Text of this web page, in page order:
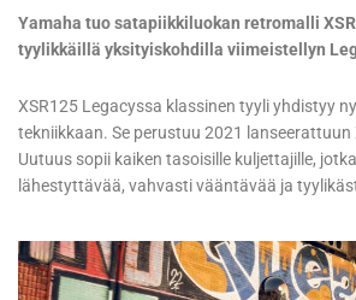
Yamaha tuo satapiikkiluokan retromalli
tyylikkäillä yksityiskohdilla viimeistellyn
XSR125 Legacyssa klassinen tyyli yhdistyy
tekniikkaan. Se perustuu 2021 lanseerattuun
Uutuus sopii kaiken tasoisille kuljettajille,
lähestyttävää, vahvasti vääntävää ja